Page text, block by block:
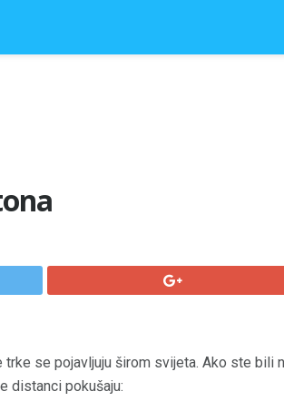
trke se pojavljuju širom svijeta. Ako ste bili
distanci pokušaju: